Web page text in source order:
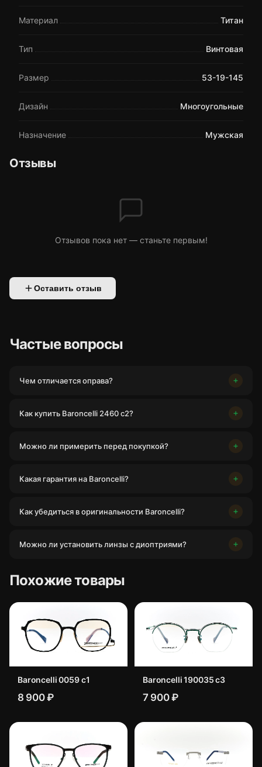
Материал Титан
Тип Винтовая
Размер 53-19-145
Дизайн Многоугольные
Назначение Мужская
Отзывы
Отзывов пока нет — станьте первым!
Оставить отзыв
Частые вопросы
Чем отличается оправа?
Как купить Baroncelli 2460 с2?
Можно ли примерить перед покупкой?
Какая гарантия на Baroncelli?
Как убедиться в оригинальности Baroncelli?
Можно ли установить линзы с диоптриями?
Похожие товары
Baroncelli 0059 c1
8 900 ₽
Baroncelli 190035 с3
7 900 ₽